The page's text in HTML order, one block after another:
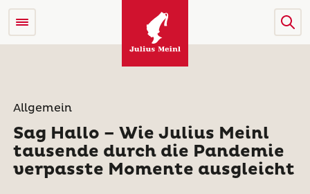
Allgemein
Sag Hallo – Wie Julius Meinl
tausende durch die Pandemie
verpasste Momente ausgleicht